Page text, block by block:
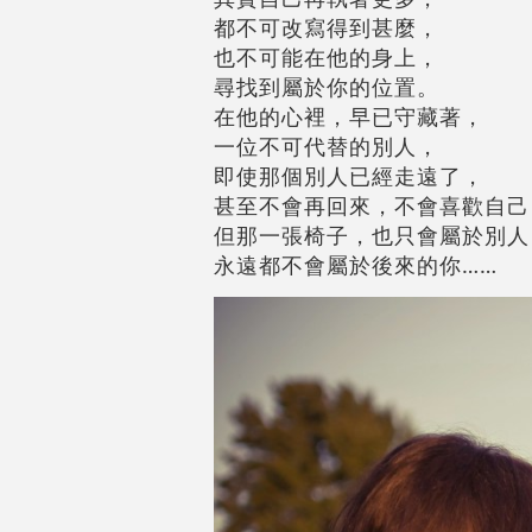
都不可改寫得到甚麼，
也不可能在他的身上，
尋找到屬於你的位置。
在他的心裡，早已守藏著，
一位不可代替的別人，
即使那個別人已經走遠了，
甚至不會再回來，不會喜歡自
但那一張椅子，也只會屬於別
永遠都不會屬於後來的你……